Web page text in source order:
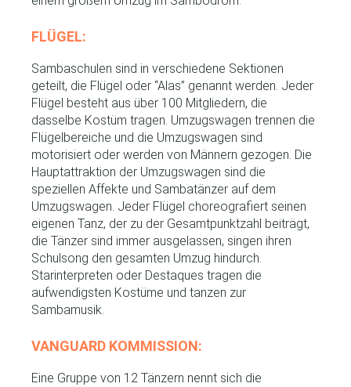
FLÜGEL:
Sambaschulen sind in verschiedene Sektionen
geteilt, die Flügel oder “Alas” genannt werden. Jeder
Flügel besteht aus über 100 Mitgliedern, die
dasselbe Kostüm tragen. Umzugswagen trennen die
Flügelbereiche und die Umzugswagen sind
motorisiert oder werden von Männern gezogen. Die
Hauptattraktion der Umzugswagen sind die
speziellen Affekte und Sambatänzer auf dem
Umzugswagen. Jeder Flügel choreografiert seinen
eigenen Tanz, der zu der Gesamtpunktzahl beiträgt,
die Tänzer sind immer ausgelassen, singen ihren
Schulsong den gesamten Umzug hindurch.
Starinterpreten oder Destaques tragen die
aufwendigsten Kostüme und tanzen zur
Sambamusik.
VANGUARD KOMMISSION:
Eine Gruppe von 12 Tänzern nennt sich die